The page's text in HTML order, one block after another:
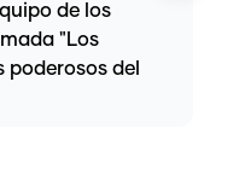
de los
"Los
poderosos del